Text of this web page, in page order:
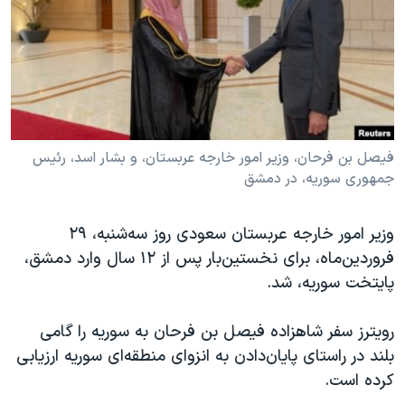
فرهنگ و زندگی
حقوق شهروندی
اقتصادی
علم و فناوری
اسرائیل در جنگ
گالری عکس
مستندها
انتخابات ریاست جمهوری آمریکا ۲۰۲۴
حمله جمهوری اسلامی به اسرائیل
رمز مهسا
ورزش زنان در ایران
اعتراضات زن، زندگی، آزادی
تریبونال مردمی آبان ۹۸
دادگاه حمید نوری
قانون شفافیت دارائی کادر رهبری ایران
اعتراضات مردمی آبان ۹۸
دنبال کنید
زبانهای مختلف
فیصل بن فرحان، وزیر امور خارجه عربستان، و بشار اسد، رئیس
جمهوری سوریه، در دمشق
وزیر امور خارجه عربستان سعودی روز سه‌شنبه، ۲۹
فروردین‌ماه، برای نخستین‌بار پس از ۱۲ سال وارد دمشق،
پایتخت سوریه، شد.
رویترز سفر شاهزاده فیصل بن فرحان به سوریه را گامی
بلند در راستای پایان‌دادن به انزوای منطقه‌ای سوریه ارزیابی
کرده است.